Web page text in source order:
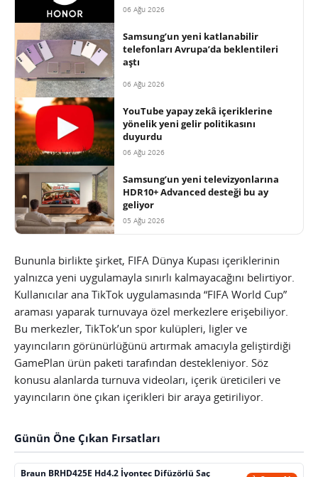
06 Ağu 2026
Samsung’un yeni katlanabilir
telefonları Avrupa’da beklentileri
aştı
06 Ağu 2026
YouTube yapay zekâ içeriklerine
yönelik yeni gelir politikasını
duyurdu
06 Ağu 2026
Samsung’un yeni televizyonlarına
HDR10+ Advanced desteği bu ay
geliyor
05 Ağu 2026
Bununla birlikte şirket, FIFA Dünya Kupası içeriklerinin
yalnızca yeni uygulamayla sınırlı kalmayacağını belirtiyor.
Kullanıcılar ana TikTok uygulamasında “FIFA World Cup”
araması yaparak turnuvaya özel merkezlere erişebiliyor.
Bu merkezler, TikTok’un spor kulüpleri, ligler ve
yayıncıların görünürlüğünü artırmak amacıyla geliştirdiği
GamePlan ürün paketi tarafından destekleniyor. Söz
konusu alanlarda turnuva videoları, içerik üreticileri ve
yayıncıların öne çıkan içerikleri bir araya getiriliyor.
Günün Öne Çıkan Fırsatları
Braun BRHD425E Hd4.2 İyontec Difüzörlü Saç